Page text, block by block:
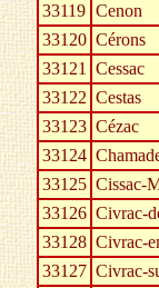
33119 Cenon
33120 Cérons
33121 Cessac
33122 Cestas
33123 Cézac
33124
33125 Cissac-
33126 Civrac-
33128 Civrac-
33127 Civrac-